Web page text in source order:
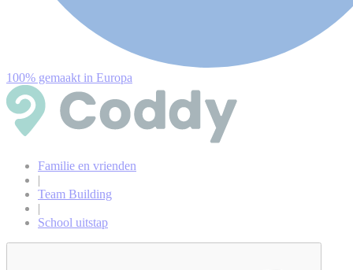
100% gemaakt in Europa
Familie en vrienden
|
Team Building
|
School uitstap